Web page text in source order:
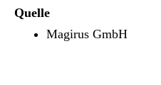
Quelle
Magirus GmbH